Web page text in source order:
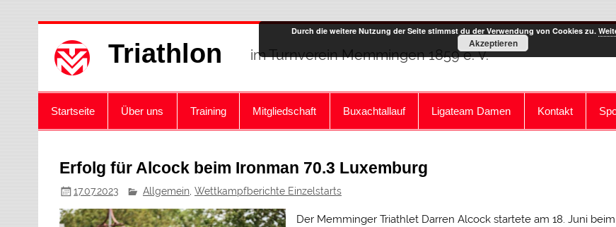
Triathlon im Turnverein Memmingen 1859 e. V.
Startseite Über uns Training Mitgliedschaft Buxachtallauf Ligateam Damen Kontakt
Erfolg für Alcock beim Ironman 70.3 Luxemburg
17.07.2023 Allgemein, Wettkampfberichte Einzelstarts
Der Memminger Triathlet Darren Alcock startete am 18. Juni beim
Durch die weitere Nutzung der Seite stimmst du der Verwendung von Cookies zu.
Akzeptieren